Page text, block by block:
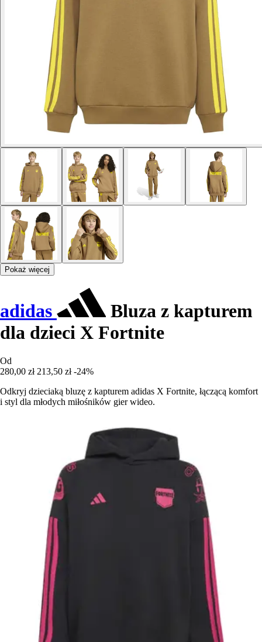
Pokaż więcej
adidas
Bluza z kapturem
dla dzieci X Fortnite
Od
280,00 zł 213,50 zł -24%
Odkryj dzieciaką bluzę z kapturem adidas X Fortnite, łączącą komfort
i styl dla młodych miłośników gier wideo.